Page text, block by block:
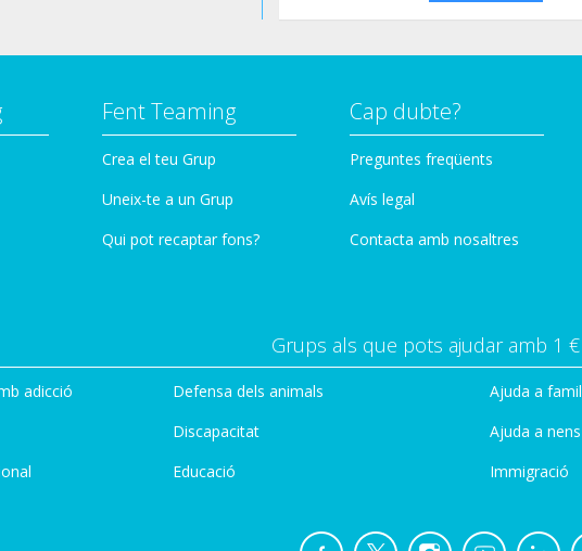
Fent Teaming
Crea el teu Grup
Uneix-te a un Grup
Qui pot recaptar fons?
Cap dubte?
Preguntes freqüents
Avís legal
Contacta amb nosaltres
Grups als que pots ajudar amb 1
adicció
Defensa dels animals
Discapacitat
Educació
Ajuda a
Ajuda a
Immigració